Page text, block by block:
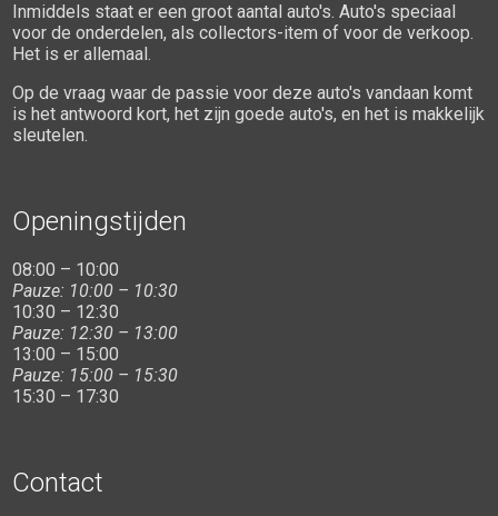
Inmiddels staat er een groot aantal auto's. Auto's speciaal
voor de onderdelen, als collectors-item of voor de verkoop.
Het is er allemaal.
Op de vraag waar de passie voor deze auto's vandaan komt
is het antwoord kort, het zijn goede auto's, en het is makkelijk
sleutelen.
Openingstijden
08:00 – 10:00
Pauze: 10:00 – 10:30
10:30 – 12:30
Pauze: 12:30 – 13:00
13:00 – 15:00
Pauze: 15:00 – 15:30
15:30 – 17:30
Contact